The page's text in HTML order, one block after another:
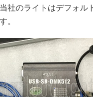
社のライトはデフォル
。